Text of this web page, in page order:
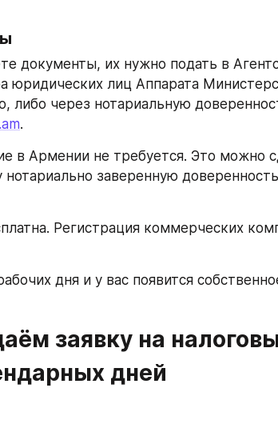
документы, их нужно подать в
юридических лиц Аппарата
либо через нотариальную
.
в Армении не требуется. Это можно
нотариально заверенную
Регистрация коммерческих
дня и у вас появится
заявку на
дней